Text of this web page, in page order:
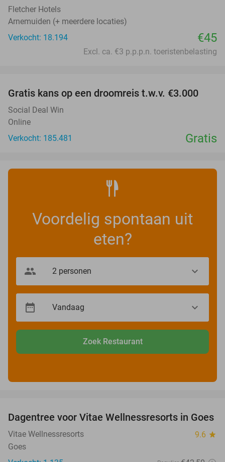
Fletcher Hotels
Arnemuiden (+ meerdere locaties)
Verkocht: 18.194
€45
Excl. ca. €3 p.p.p.n. toeristenbelasting
Gratis kans op een droomreis t.w.v. €3.000
Social Deal Win
Online
Verkocht: 185.481
Gratis
Voordelig spontaan uit
eten?
Zoek Restaurant
49%
Dagentree voor Vitae Wellnessresorts in Goes
Vitae Wellnessresorts 9.6 star
Goes